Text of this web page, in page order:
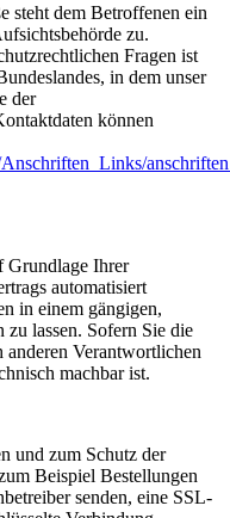
steht dem Betroffenen ein
zu.
Fragen ist
in dem unser
der
können
Grundlage Ihrer
automatisiert
in einem gängigen,
zu lassen. Sofern Sie die
anderen Verantwortlichen
machbar ist.
und zum Schutz der
Beispiel Bestellungen
senden, eine SSL-